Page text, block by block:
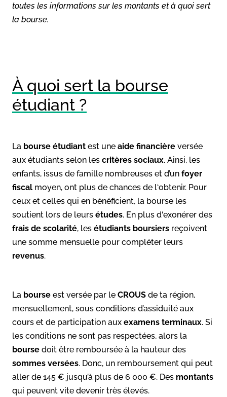
toutes les informations sur les montants et à quoi sert
la bourse.
À quoi sert la bourse
étudiant ?
La bourse étudiant est une aide financière versée
aux étudiants selon les critères sociaux. Ainsi, les
enfants, issus de famille nombreuses et d’un foyer
fiscal moyen, ont plus de chances de l‘obtenir. Pour
ceux et celles qui en bénéficient, la bourse les
soutient lors de leurs études. En plus d‘exonérer des
frais de scolarité, les étudiants boursiers reçoivent
une somme mensuelle pour compléter leurs
revenus.
La bourse est versée par le CROUS de ta région,
mensuellement, sous conditions d’assiduité aux
cours et de participation aux examens terminaux. Si
les conditions ne sont pas respectées, alors la
bourse doit être remboursée à la hauteur des
sommes versées. Donc, un remboursement qui peut
aller de 145 € jusqu’à plus de 6 000 €. Des montants
qui peuvent vite devenir très élevés.